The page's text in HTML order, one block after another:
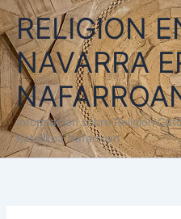
Ir
al
contenido
RELIGION
NAVARRA
Información sobre Religión
Katolikoa Nafarroan